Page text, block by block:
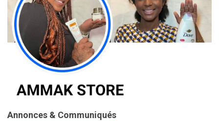
Annonces & Communiqués